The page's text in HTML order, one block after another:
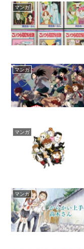
マンガ
マンガ
マンガ
マンガ